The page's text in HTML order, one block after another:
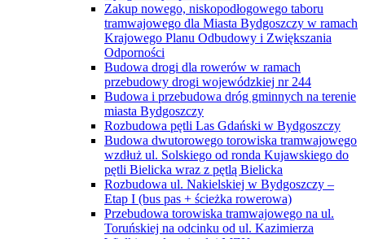
Zakup nowego, niskopodłogowego taboru
tramwajowego dla Miasta Bydgoszczy w ramach
Krajowego Planu Odbudowy i Zwiększania
Odporności
Budowa drogi dla rowerów w ramach
przebudowy drogi wojewódzkiej nr 244
Budowa i przebudowa dróg gminnych na terenie
miasta Bydgoszczy
Rozbudowa pętli Las Gdański w Bydgoszczy
Budowa dwutorowego torowiska tramwajowego
wzdłuż ul. Solskiego od ronda Kujawskiego do
pętli Bielicka wraz z pętlą Bielicka
Rozbudowa ul. Nakielskiej w Bydgoszczy –
Etap I (bus pas + ścieżka rowerowa)
Przebudowa torowiska tramwajowego na ul.
Toruńskiej na odcinku od ul. Kazimierza